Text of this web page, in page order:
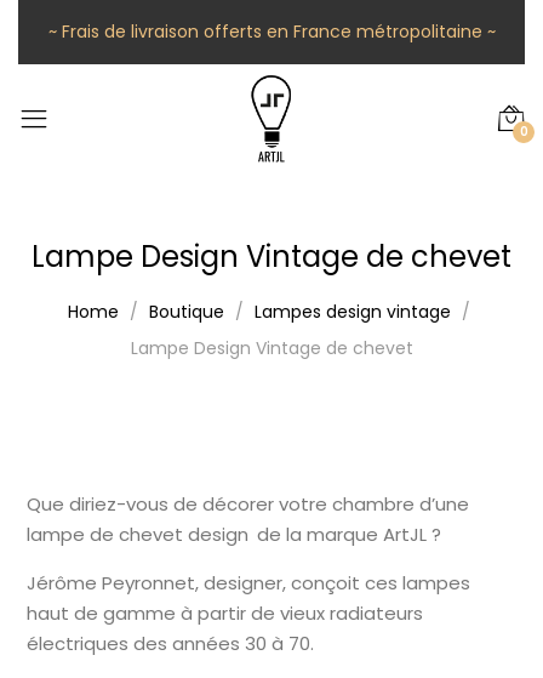
~ Frais de livraison offerts en France métropolitaine ~
0
Lampe Design Vintage de chevet
Home Boutique
Lampes design vintage
Lampe Design Vintage de chevet
Que diriez-vous de décorer votre chambre d’une
lampe de chevet design de la marque ArtJL ?
Jérôme Peyronnet, designer, conçoit ces lampes
haut de gamme à partir de vieux radiateurs
électriques des années 30 à 70.